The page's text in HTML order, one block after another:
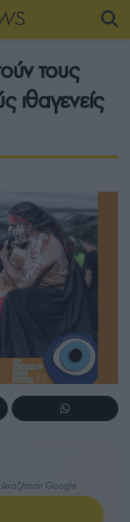
τους
ιθαγενείς
Αναζήτηση Google